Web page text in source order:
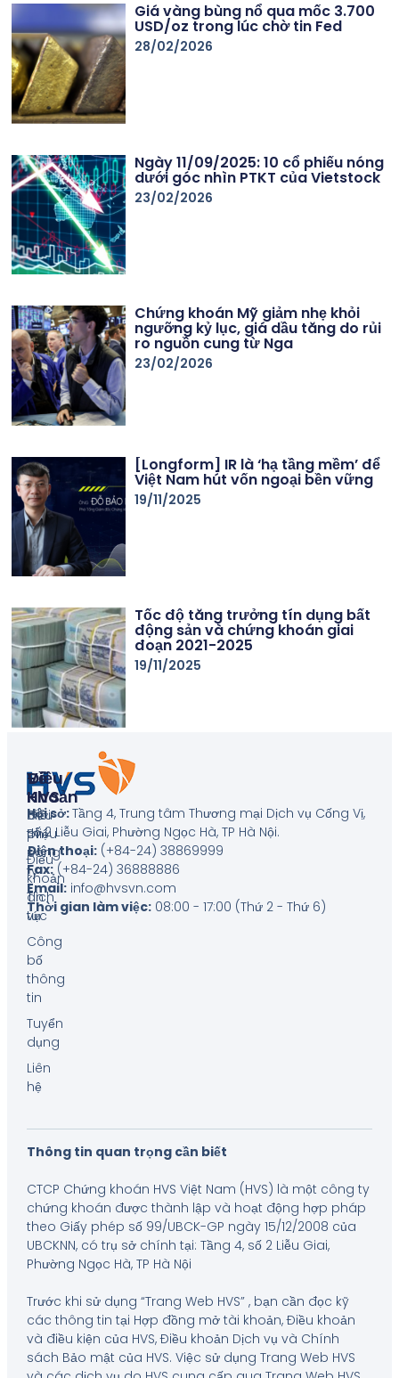
Giá vàng bùng nổ qua mốc 3.700
USD/oz trong lúc chờ tin Fed
28/02/2026
Ngày 11/09/2025: 10 cổ phiếu nóng
dưới góc nhìn PTKT của Vietstock
23/02/2026
Chứng khoán Mỹ giảm nhẹ khỏi
ngưỡng kỷ lục, giá dầu tăng do rủi
ro nguồn cung từ Nga
23/02/2026
[Longform] IR là ‘hạ tầng mềm’ để
Việt Nam hút vốn ngoại bền vững
19/11/2025
Tốc độ tăng trưởng tín dụng bất
động sản và chứng khoán giai
đoạn 2021-2025
19/11/2025
Hội sở:Tầng 4, Trung tâm Thương mại Dịch vụ Cống Vị,
số 2 Liễu Giai, Phường Ngọc Hà, TP Hà Nội.
Điện thoại:(+84-24) 38869999
Fax:(+84-24) 36888886
Email:info@hvsvn.com
Thời gian làm việc:08:00 - 17:00 (Thứ 2 - Thứ 6)
Về
HVS
Giới
thiệu
công
ty
Tin
tức
Công
bố
thông
tin
Tuyển
dụng
Liên
hệ
Điều
Khoản
Biểu
phí
Điều
khoản
dịch
vụ
Thông tin quan trọng cần biết
CTCP Chứng khoán HVS Việt Nam (HVS) là một công ty
chứng khoán được thành lập và hoạt động hợp pháp
theo Giấy phép số 99/UBCK-GP ngày 15/12/2008 của
UBCKNN, có trụ sở chính tại: Tầng 4, số 2 Liễu Giai,
Phường Ngọc Hà, TP Hà Nội
Trước khi sử dụng “Trang Web HVS” , bạn cần đọc kỹ
các thông tin tại Hợp đồng mở tài khoản, Điều khoản
và điều kiện của HVS, Điều khoản Dịch vụ và Chính
sách Bảo mật của HVS. Việc sử dụng Trang Web HVS